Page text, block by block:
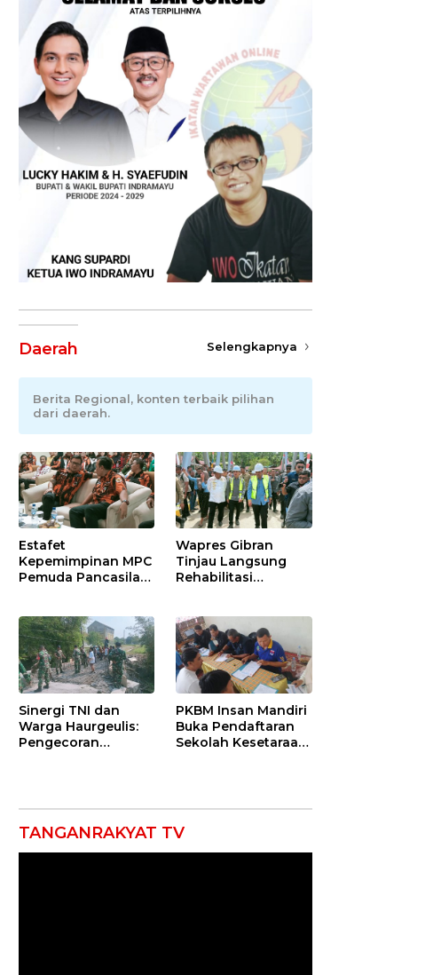
Daerah Selengkapnya
Berita Regional, konten terbaik pilihan
dari daerah.
Estafet
Kepemimpinan MPC
Pemuda Pancasila
Sugianto Dipastikan
Pimpin Organisasi
Lewat Muscablub
Wapres Gibran
Tinjau Langsung
Rehabilitasi
Targetkan
Konektivitas Pulih
Cepat
Sinergi TNI dan
Warga Haurgeulis:
Pengecoran
Rampung
PKBM Insan Mandiri
Buka Pendaftaran
Sekolah Kesetaraan
TANGANRAKYAT TV